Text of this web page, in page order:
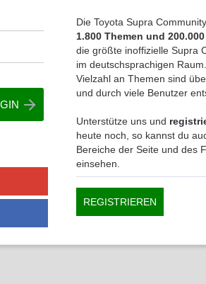
Die Toyota Supra
1.800 Themen und
die größte inoffizielle Supra
im deutschsprachigen
Vielzahl an Themen sind
und durch viele Benutzer
Unterstütze uns und
heute noch, so kannst du
Bereiche der Seite und des
einsehen.
REGISTRIEREN